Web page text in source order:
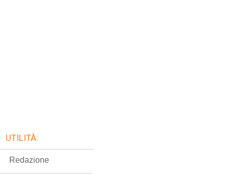
UTILITÀ:
Redazione